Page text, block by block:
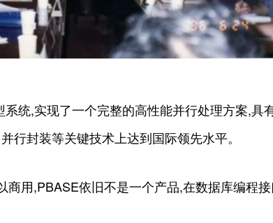
统,实现了一个完整的高性能并行处理方案,具
行封装等关键技术上达到国际领先水平。
用,PBASE依旧不是一个产品,在数据库编程接